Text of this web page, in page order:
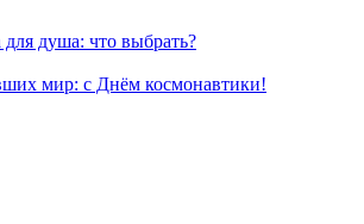
душа: что выбрать?
мир: с Днём космонавтики!